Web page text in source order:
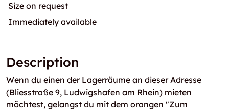
Size on request
Immediately available
Description
Wenn du einen der Lagerräume an dieser Adresse
(Bliesstraße 9, Ludwigshafen am Rhein) mieten
möchtest, gelangst du mit dem orangen "Zum